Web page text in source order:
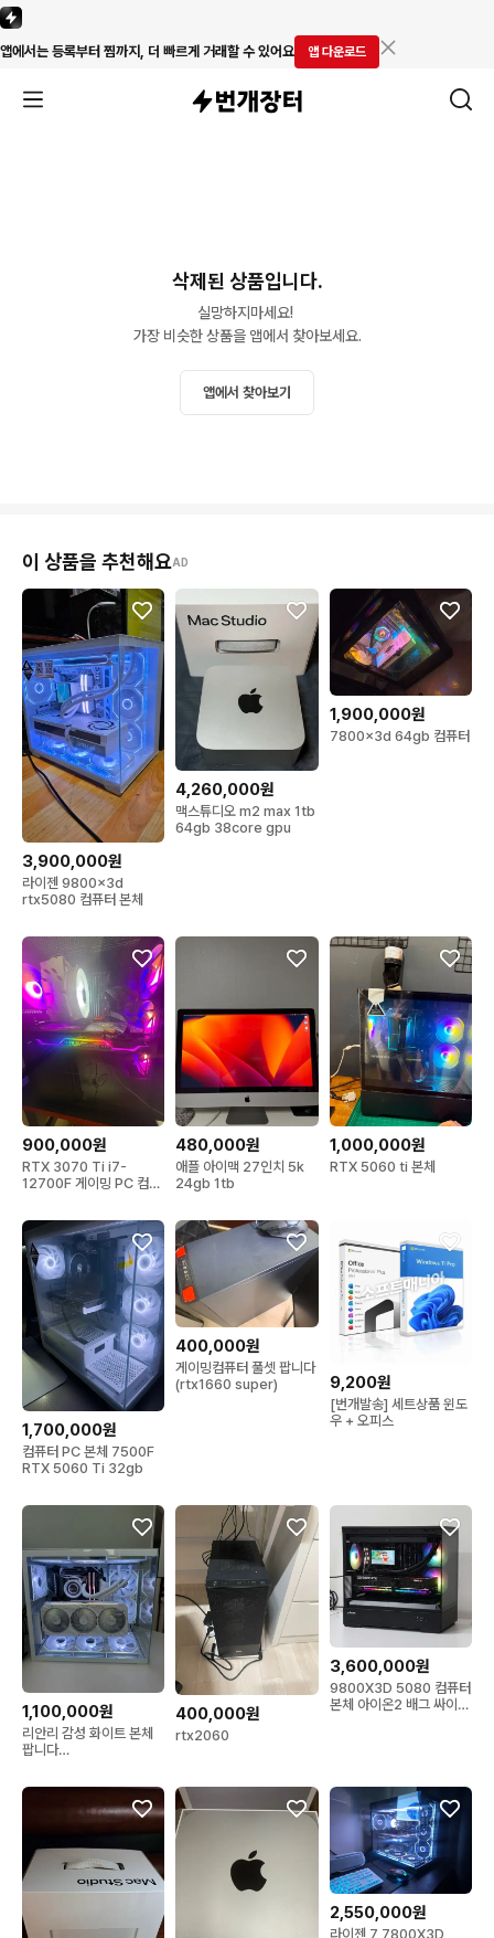
앱에서는 등록부터 찜까지, 더 빠르게 거래할 수 있어요 앱 다운로드
삭제된 상품입니다.
실망하지마세요!
가장 비슷한 상품을 앱에서 찾아보세요.
앱에서 찾아보기
이 상품을 추천해요AD
3,900,000원
라이젠 9800x3d
rtx5080 컴퓨터 본체
4,260,000원
맥스튜디오 m2 max 1tb
64gb 38core gpu
1,900,000원
7800x3d 64gb 컴퓨터
900,000원
RTX 3070 Ti i7-
12700F 게이밍 PC 컴퓨
니터 포함 가능)
480,000원
애플 아이맥 27인치 5k
24gb 1tb
1,000,000원
RTX 5060 ti 본체
1,700,000원
컴퓨터 PC 본체 7500F
RTX 5060 Ti 32gb
400,000원
게이밍컴퓨터 풀셋 팝니다
(rtx1660 super)
9,200원
[번개발송] 세트상품 윈도
우 + 오피스
1,100,000원
리안리 감성 화이트 본체
팝니다
)
400,000원
rtx2060
3,600,000원
9800X3D 5080 컴퓨터
본체 아이온2 배그 싸이버
2,550,000원
라이젠 7 7800X3D